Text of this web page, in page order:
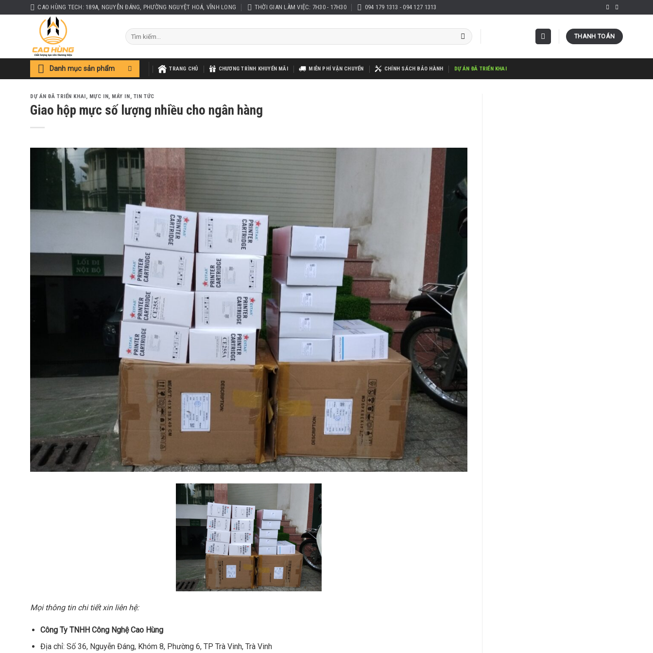
to
CAO HÙNG TECH: 189A, NGUYỄN ĐÁNG, PHƯỜNG NGUYỆT HOÁ, VĨNH LONG THỜI GIAN LÀM VIỆC: 7H30 - 17H30 094 179 1313 - 094 127 1313
Tìm
kiếm:
THANH TOÁN
Danh mục sản phẩm TRANG CHỦ CHƯƠNG TRÌNH KHUYẾN MÃI MIỄN PHÍ VẬN CHUYỂN CHÍNH SÁCH BẢO HÀNH DỰ ÁN ĐÃ TRIỂN KHAI
DỰ ÁN ĐÃ TRIỂN KHAI, MỰC IN, MÁY IN, TIN TỨC
Giao hộp mực số lượng nhiều cho ngân hàng
Mọi thông tin chi tiết xin liên hệ:
Công Ty TNHH Công Nghệ Cao Hùng
Địa chỉ: Số 36, Nguyễn Đáng, Khóm 8, Phường 6, TP Trà Vinh, Trà Vinh